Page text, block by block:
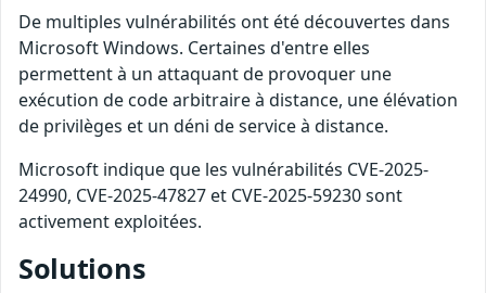
De multiples vulnérabilités ont été découvertes dans
Microsoft Windows. Certaines d'entre elles
permettent à un attaquant de provoquer une
exécution de code arbitraire à distance, une élévation
de privilèges et un déni de service à distance.
Microsoft indique que les vulnérabilités CVE-2025-
24990, CVE-2025-47827 et CVE-2025-59230 sont
activement exploitées.
Solutions